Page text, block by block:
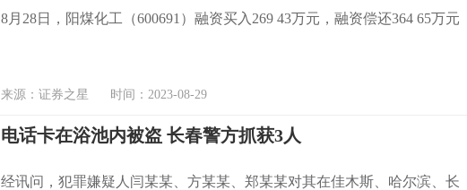
8月28日，阳煤化工（600691）融资买入269 43万元，融资偿还364 65万元
来源：证券之星 时间：2023-08-29
电话卡在浴池内被盗 长春警方抓获3人
经讯问，犯罪嫌疑人闫某某、方某某、郑某某对其在佳木斯、哈尔滨、长